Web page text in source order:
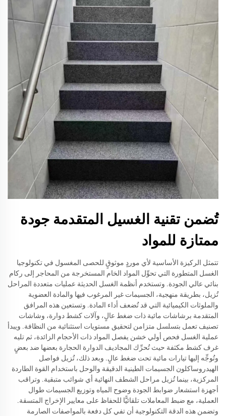
تُضمن تقنية الغسيل المتقدمة جودة
ممتازة للمواد
تتمثل الركيزة الأساسية لأي موردٍ موثوقٍ للحصى المغسول في تكنولوجيا
الغسل المتطورة التي تحوِّل المواد الخام المستخرجة من المحاجر إلى ركام
بنائي عالي الجودة. وتستخدم أنظمة الغسل الحديثة عمليات متعددة المراحل
تُزيل، بطريقة منهجية، الجسيمات غير المرغوب فيها والمادة العضوية
والملوثات الكيميائية التي قد تُضعف أداء المادة. وتستعين هذه المرافق
المتقدمة برشاشات مائية ذات ضغط عالٍ، وآلات كشط دوارة، وشاشات
تصنيف تعمل بتسلسل متزامن لتحقيق مستويات استثنائية من النظافة. ويبدأ
عملية الغسل فحص أولي خشن يفصل المواد ذات الأحجام الزائدة، ثم تليه
غرف كشط مكثفة حيث تُحرِّك المجاديف الدوارة الحجارة بعضها ضد بعضٍ
وتُوجِّه إليها تيارات مائية تحت ضغط عالٍ. وبعد ذلك، تُزيل فواصل
الهيدروساكلون الجسيمات الطينية الدقيقة والوحل باستخدام القوة الطاردة
المركزية، بينما تُزيل مراحل الشطف النهائية أي شوائب متبقية. وتراقب
أجهزة استشعار ضوابط الجودة وضوح المياه وتوزيع الجسيمات طوال
العملية، مع ضبط المعاملات تلقائيًّا للحفاظ على معايير الإخراج المتسقة.
وتضمن هذه الدقة التكنولوجية أن تفي كل دفعة بالمواصفات الصارمة